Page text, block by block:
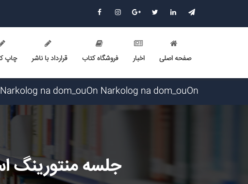
صفحه اصلی اخبار فروشگاه کتاب قرارداد با ناشر چاپ
Narkolog na dom_ouOn Narkolog na dom_ouOn گرامی : درخواست استخدام شما با موفقیت انجام شد ساعت ۳:۱۶:۴۱ تاریخ ۱۴۰۵/۵/۱۶
Narkolog na dom_fpma Narkolog na dom_fpma گرامی : درخواست استخدام شما با موفقیت انجام شد ساعت ۲۳:۳۴:۴۶ تاریخ ۱۴۰۵/۵/۱۵
Narkolog na dom_znmi Narkolog na dom_znmi گرامی : درخواست استخدام شما با موفقیت انجام شد ساعت ۱۹:۴:۵۵ تاریخ ۱۴۰۵/۵/۱۵
Narkolog na dom_ujPi Narkolog na dom_ujPi گرامی : درخواست استخدام شما با موفقیت انجام شد ساعت ۱۹:۰:۳ تاریخ ۱۴۰۵/۵/۱۵
Skam-pyblikaciya_fiSt Skam-pyblikaciya_fiSt گرامی : درخواست استخدام شما با موفقیت انجام شد ساعت ۱۰:۵۷:۱۶ تاریخ ۱۴۰۵/۵/۱۶
Narkolog na dom_ziOa Narkolog na dom_ziOa گرامی : درخواست استخدام شما با موفقیت انجام شد ساعت ۵:۱۴:۲۱ تاریخ ۱۴۰۵/۵/۱۶
Narkolog na dom_zzsr Narkolog na dom_zzsr گرامی : درخواست استخدام شما با موفقیت انجام شد ساعت ۳:۴۸:۵۴ تاریخ ۱۴۰۵/۵/۱۶
جلسه منتورینگ